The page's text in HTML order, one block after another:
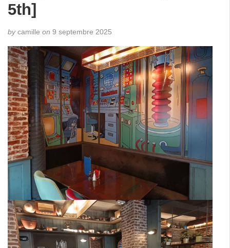
5th]
bycamille on 9 septembre 2025